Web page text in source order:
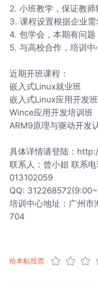
2. 小班教学，保证教师
3. 课程设置根据企业需
4. 包学会，本期有问
5. 与高校合作，培训中
近期开班课程：
嵌入式Linux就业班
嵌入式Linux应用开发班
Wince应用开发培训班
ARM9原理与驱动开发
具体详情请登陆：
联系人：曾小姐 联系
013102059
QQ:
培训中心地址：广州市
704
给本帖投票